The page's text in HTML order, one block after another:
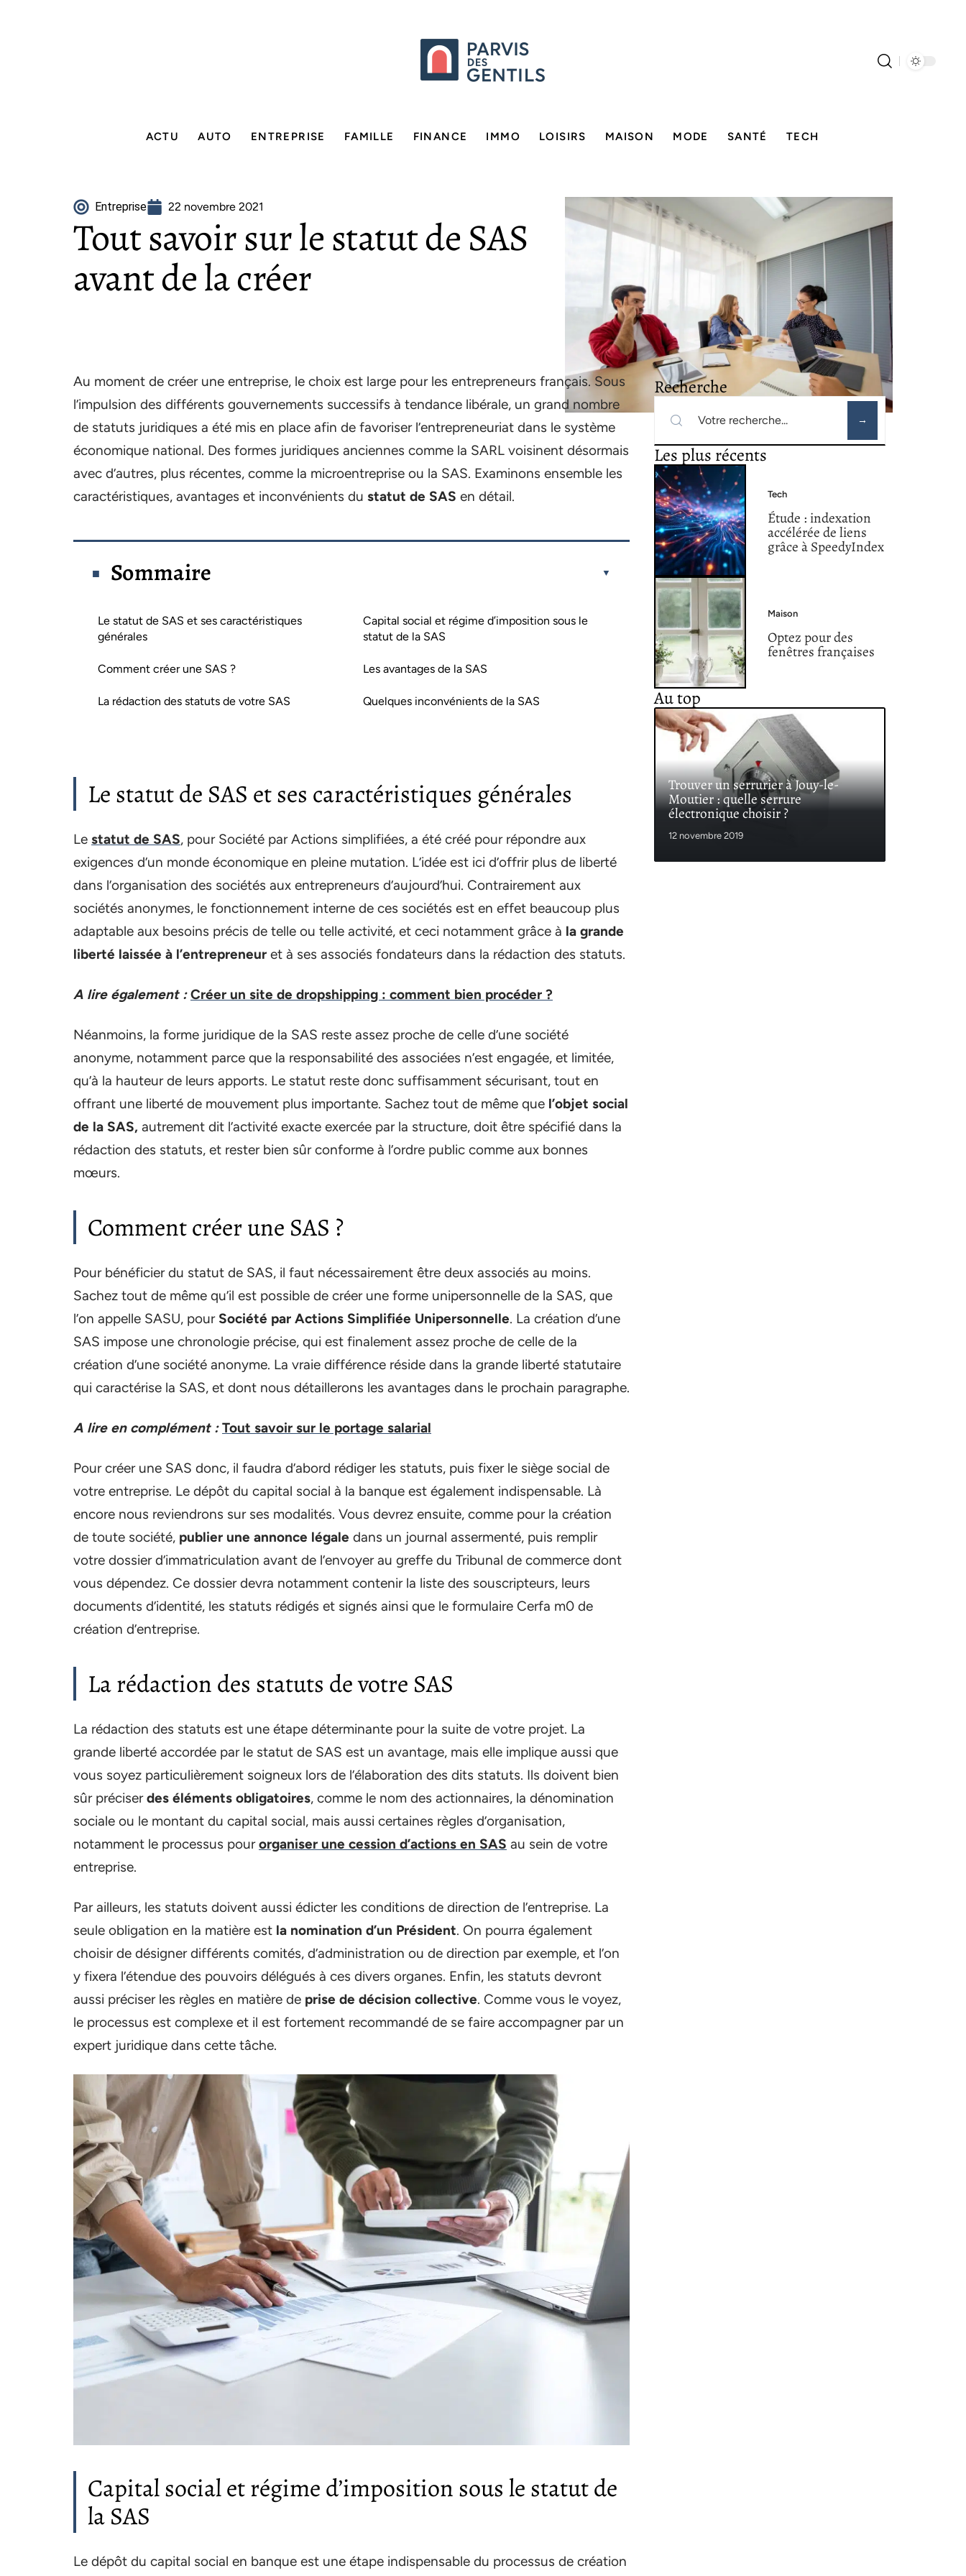
ACTU AUTO ENTREPRISE FAMILLE FINANCE IMMO LOISIRS MAISON MODE SANTÉ TECH
Entreprise 22 novembre 2021
Tout savoir sur le statut de SAS
avant de la créer
Au moment de créer une entreprise, le choix est large pour les entrepreneurs français. Sous
l’impulsion des différents gouvernements successifs à tendance libérale, un grand nombre
de statuts juridiques a été mis en place afin de favoriser l’entrepreneuriat dans le système
économique national. Des formes juridiques anciennes comme la SARL voisinent désormais
avec d’autres, plus récentes, comme la microentreprise ou la SAS. Examinons ensemble les
caractéristiques, avantages et inconvénients du statut de SAS en détail.
Sommaire
Le statut de SAS et ses caractéristiques
générales
Comment créer une SAS ?
La rédaction des statuts de votre SAS
Capital social et régime d’imposition sous le
statut de la SAS
Les avantages de la SAS
Quelques inconvénients de la SAS
Le statut de SAS et ses caractéristiques générales
Le statut de SAS, pour Société par Actions simplifiées, a été créé pour répondre aux
exigences d’un monde économique en pleine mutation. L’idée est ici d’offrir plus de liberté
dans l’organisation des sociétés aux entrepreneurs d’aujourd’hui. Contrairement aux
sociétés anonymes, le fonctionnement interne de ces sociétés est en effet beaucoup plus
adaptable aux besoins précis de telle ou telle activité, et ceci notamment grâce à la grande
liberté laissée à l’entrepreneur et à ses associés fondateurs dans la rédaction des statuts.
A lire également : Créer un site de dropshipping : comment bien procéder ?
Néanmoins, la forme juridique de la SAS reste assez proche de celle d’une société
anonyme, notamment parce que la responsabilité des associées n’est engagée, et limitée,
qu’à la hauteur de leurs apports. Le statut reste donc suffisamment sécurisant, tout en
offrant une liberté de mouvement plus importante. Sachez tout de même que l’objet social
de la SAS, autrement dit l’activité exacte exercée par la structure, doit être spécifié dans la
rédaction des statuts, et rester bien sûr conforme à l’ordre public comme aux bonnes
mœurs.
Comment créer une SAS ?
Pour bénéficier du statut de SAS, il faut nécessairement être deux associés au moins.
Sachez tout de même qu’il est possible de créer une forme unipersonnelle de la SAS, que
l’on appelle SASU, pourSociété par Actions Simplifiée Unipersonnelle. La création d’une
SAS impose une chronologie précise, qui est finalement assez proche de celle de la
création d’une société anonyme. La vraie différence réside dans la grande liberté statutaire
qui caractérise la SAS, et dont nous détaillerons les avantages dans le prochain paragraphe.
A lire en complément : Tout savoir sur le portage salarial
Pour créer une SAS donc, il faudra d’abord rédiger les statuts, puis fixer le siège social de
votre entreprise. Le dépôt du capital social à la banque est également indispensable. Là
encore nous reviendrons sur ses modalités. Vous devrez ensuite, comme pour la création
de toute société, publier une annonce légale dans un journal assermenté, puis remplir
votre dossier d’immatriculation avant de l’envoyer au greffe du Tribunal de commerce dont
vous dépendez. Ce dossier devra notamment contenir la liste des souscripteurs, leurs
documents d’identité, les statuts rédigés et signés ainsi que le formulaire Cerfa m0 de
création d’entreprise.
La rédaction des statuts de votre SAS
La rédaction des statuts est une étape déterminante pour la suite de votre projet. La
grande liberté accordée par le statut de SAS est un avantage, mais elle implique aussi que
vous soyez particulièrement soigneux lors de l’élaboration des dits statuts. Ils doivent bien
sûr préciserdes éléments obligatoires, comme le nom des actionnaires, la dénomination
sociale ou le montant du capital social, mais aussi certaines règles d’organisation,
notamment le processus pourorganiser une cession d’actions en SAS au sein de votre
entreprise.
Par ailleurs, les statuts doivent aussi édicter les conditions de direction de l’entreprise. La
seule obligation en la matière est la nomination d’un Président. On pourra également
choisir de désigner différents comités, d’administration ou de direction par exemple, et l’on
y fixera l’étendue des pouvoirs délégués à ces divers organes. Enfin, les statuts devront
aussi préciser les règles en matière de prise de décision collective. Comme vous le voyez,
le processus est complexe et il est fortement recommandé de se faire accompagner par un
expert juridique dans cette tâche.
Capital social et régime d’imposition sous le statut de
la SAS
Le dépôt du capital social en banque est une étape indispensable du processus de création
Recherche
Les plus récents
Tech
Étude : indexation
accélérée de liens
grâce à SpeedyIndex
Maison
Optez pour des
fenêtres françaises
Au top
Trouver un serrurier à Jouy-le-
Moutier : quelle serrure
électronique choisir ?
12 novembre 2019